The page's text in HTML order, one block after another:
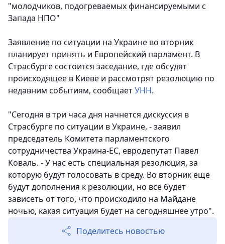
"молодчиков, подогреваемых финансируемыми с
Запада НПО"
Заявление по ситуации на Украине во вторник
планирует принять и Европейский парламент. В
Страсбурге состоится заседание, где обсудят
происходящее в Киеве и рассмотрят резолюцию по
недавним событиям, сообщаетУНН.
"Сегодня в три часа дня начнется дискуссия в
Страсбурге по ситуации в Украине, - заявил
председатель Комитета парламентского
сотрудничества Украина-ЕС, евродепутат Павел
Коваль. - У нас есть специальная резолюция, за
которую будут голосовать в среду. Во вторник еще
будут дополнения к резолюции, но все будет
зависеть от того, что происходило на Майдане
ночью, какая ситуация будет на сегодняшнее утро".
Поделитесь новостью